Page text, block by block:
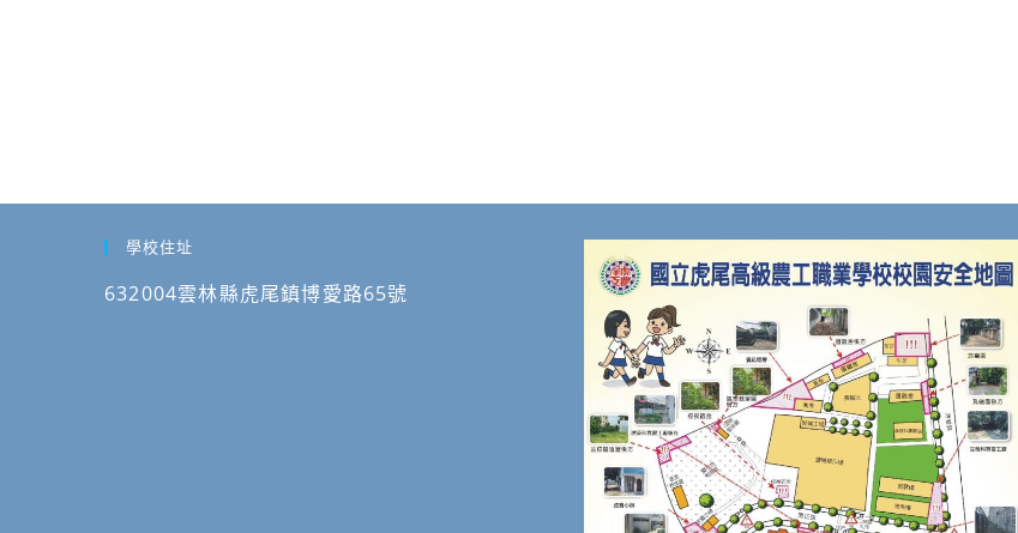
學校住址
632004雲林縣虎尾鎮博愛路65號